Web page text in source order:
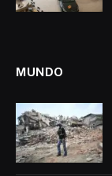
MUNDO